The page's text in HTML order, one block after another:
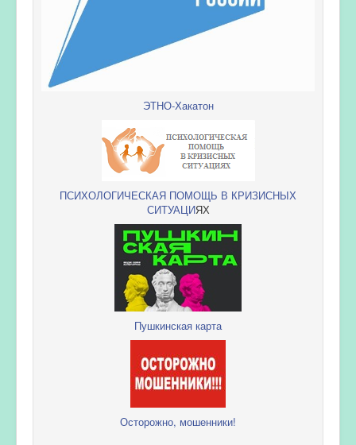
ЭТНО-Хакатон
ПСИХОЛОГИЧЕСКАЯ ПОМОЩЬ В КРИЗИСНЫХ
СИТУАЦИЯХ
Пушкинская карта
Осторожно, мошенники!